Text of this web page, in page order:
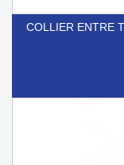
COLLIER ENTRE